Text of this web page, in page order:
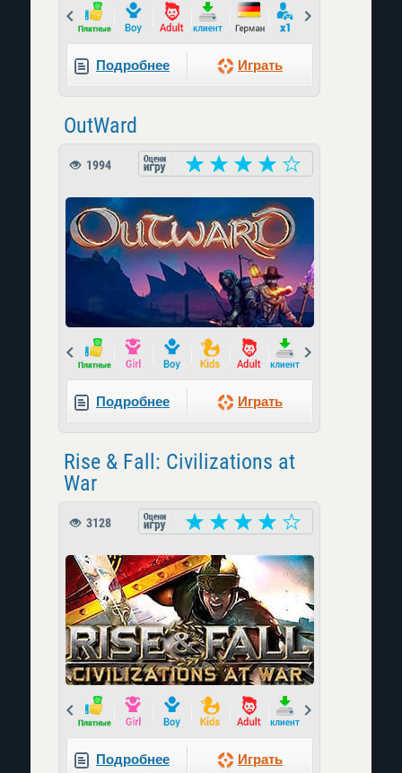
Prev
Подробнее Играть
OutWard
1994
Prev
Подробнее Играть
Rise & Fall: Civilizations at
War
3128
Prev
Подробнее Играть